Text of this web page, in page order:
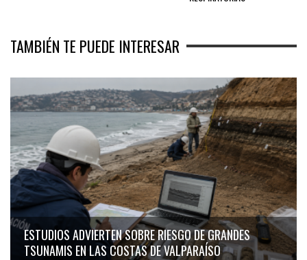
TAMBIÉN TE PUEDE INTERESAR
ESTUDIOS ADVIERTEN SOBRE RIESGO DE GRANDES
TSUNAMIS EN LAS COSTAS DE VALPARAÍSO